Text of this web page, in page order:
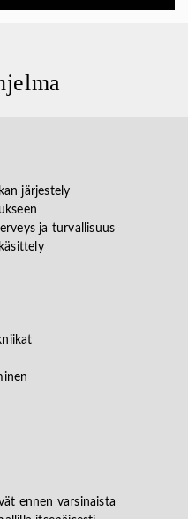
järjestely
ja turvallisuus
ennen varsinaista